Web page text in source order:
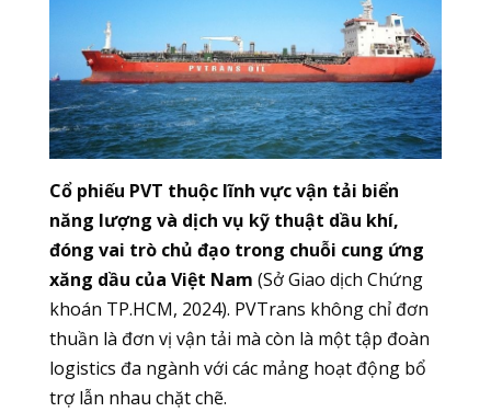
Cổ phiếu PVT thuộc lĩnh vực vận tải biển
năng lượng và dịch vụ kỹ thuật dầu khí,
đóng vai trò chủ đạo trong chuỗi cung ứng
xăng dầu của Việt Nam (Sở Giao dịch Chứng
khoán TP.HCM, 2024). PVTrans không chỉ đơn
thuần là đơn vị vận tải mà còn là một tập đoàn
logistics đa ngành với các mảng hoạt động bổ
trợ lẫn nhau chặt chẽ.